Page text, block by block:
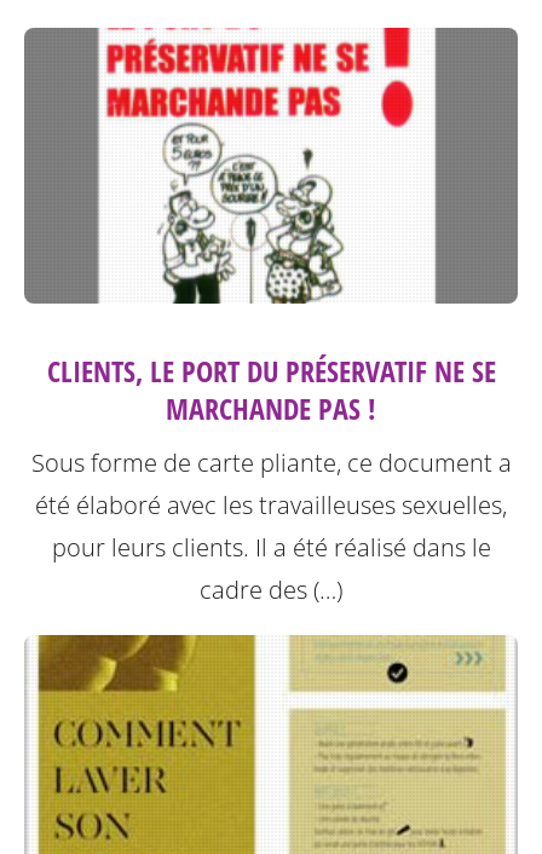
CLIENTS, LE PORT DU PRÉSERVATIF NE SE
MARCHANDE PAS !
Sous forme de carte pliante, ce document a
été élaboré avec les travailleuses sexuelles,
pour leurs clients. Il a été réalisé dans le
cadre des (…)